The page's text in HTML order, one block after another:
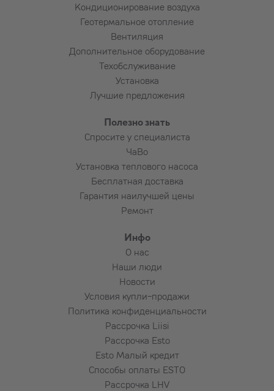
Кондиционирование воздуха
Геотермальное отопление
Вентиляция
Дополнительное оборудование
Техобслуживание
Установка
Лучшие предложения
Полезно знать
Спросите у специалиста
ЧаВо
Установка теплового насоса
Бесплатная доставка
Гарантия наилучшей цены
Ремонт
Инфо
О нас
Наши люди
Новости
Условия купли-продажи
Политика конфиденциальности
Рассрочка Liisi
Рассрочка Esto
Esto Малый кредит
Способы оплаты ESTO
Рассрочка LHV